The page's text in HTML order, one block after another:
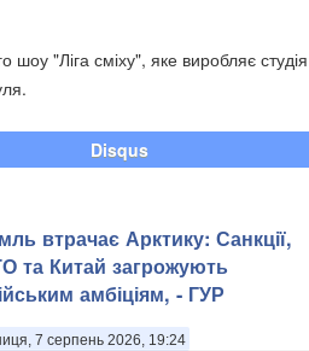
"Ліга сміху", яке виробляє студія
Disqus
втрачає Арктику: Санкції,
та Китай загрожують
амбіціям, - ГУР
7 серпень 2026, 19:24